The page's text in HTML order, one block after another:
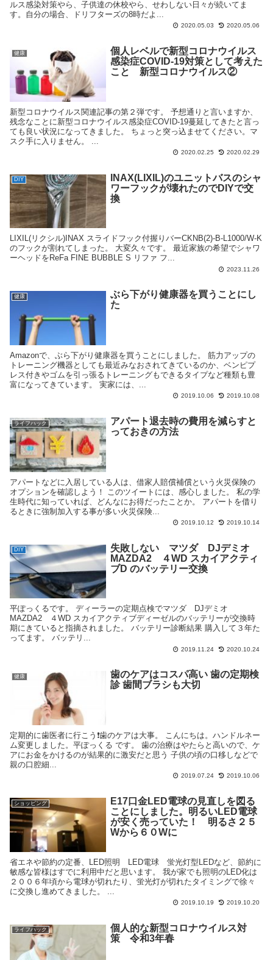
ルス感染対策やら、子供達の休校やら、せわしない日々が続いてま
す。自分の場合、ドリフターズの8時だよ...
2020.05.03 2020.05.06
健康
個人レベルで新型コロナウイルス
感染症COVID-19対策として考えた
こと 新型コロナウイルス②
新型コロナウイルス関連記事の第２弾です。 予想通りと言いますか、
残念なことに新型コロナウイルス感染症COVID-19蔓延してきたと言っ
ても良い状況になってきました。 ちょっと突っ込ませてください。マ
スク手に入りません。 ...
2020.02.25 2020.02.29
DIY
INAX(LIXIL)のユニットバスのシャ
ワーフックが壊れたのでDIYで交
換
LIXIL(リクシル)INAX スライドフック付握りバーCKNB(2)-B-L1000/W-K
のフックが割れてしまった。 大変久々です。 最近家族の希望でシャワ
ーヘッドをReFa FINE BUBBLE S リファ フ...
2023.11.26
健康
ぶら下がり健康器を買うことにし
た
Amazonで、ぶら下がり健康器を買うことにしました。 筋力アップの
トレーニング機器としても最近みなおされてきているのか、ベンピプ
レス付きやゴムを引っ張るトレーニングもできるタイプなど種類も豊
富になってきています。 実家には、...
2019.10.06 2019.10.08
ライフハック
アパート退去時の費用を減らすと
っておきの方法
アパートなどに入居している人は、借家人賠償補償という火災保険の
オプションを確認しよう！ このツイートには、感心しました。 私の学
生時代に知っていれば、どんなにお得だったことか。 アパートを借り
るときに強制加入する事が多い火災保険...
2019.10.12 2019.10.14
DIY
失敗しない マツダ DJデミオ
MAZDA2 ４WD スカイアクティ
ブD のバッテリー交換
平ぽっくるです。 ディーラーの定期点検でマツダ DJデミオ
MAZDA2 ４WD スカイアクティブディーゼルのバッテリーが交換時
期にきていると指摘されました。 バッテリー診断結果 購入して３年た
ってます。 バッテリ...
2019.11.24 2020.10.24
健康
歯のケアはコスパ高い 歯の定期検
診 歯間ブラシも大切
定期的に歯医者に行こう❗️歯のケアは大事。 こんにちは。ハンドルネー
ム変更しました。平ぽっくる です。 歯の治療はやたらと高いので、ケ
アにお金をかけるのが結果的に激安だと思う 子供の頃の口移しなどで
親の口腔細...
2019.07.24 2019.10.06
ショッピング
E17口金LED電球の見直しを図る
ことにしました。明るいLED電球
が安く売っていた！ 明るさ２５
Wから６０Wに
省エネや節約の定番、LED照明 LED電球 蛍光灯型LEDなど、節約に
敏感な皆様はすでに利用中だと思います。 我が家でも照明のLED化は
２００６年頃から電球が切れたり、蛍光灯が切れたタイミングで徐々
に交換し進めてきました。 ...
2019.10.19 2019.10.20
ライフハック
個人的な新型コロナウイルス対
策 令和3年春